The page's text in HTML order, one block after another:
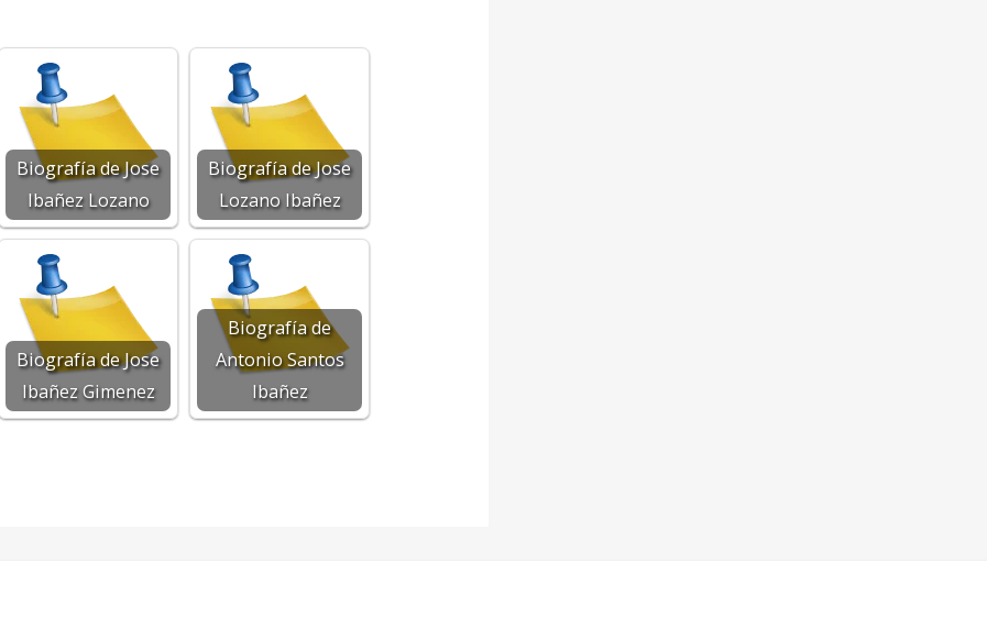
Biografía de Jose
Ibañez Lozano
Biografía de Jose
Lozano Ibañez
Biografía de Jose
Ibañez Gimenez
Biografía de
Antonio Santos
Ibañez